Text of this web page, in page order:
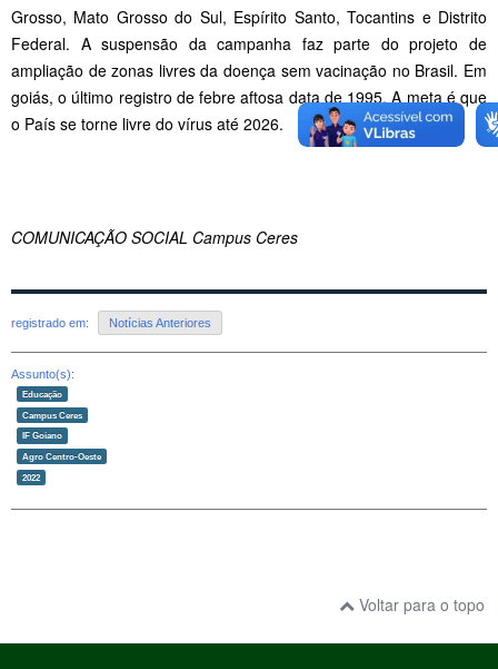
Grosso, Mato Grosso do Sul, Espírito Santo, Tocantins e Distrito
Federal. A suspensão da campanha faz parte do projeto de
ampliação de zonas livres da doença sem vacinação no Brasil. Em
goiás, o último registro de febre aftosa data de 1995. A meta é que
o País se torne livre do vírus até 2026.
COMUNICAÇÃO SOCIAL Campus Ceres
registrado em: Notícias Anteriores
Assunto(s):
Educação
Campus Ceres
IF Goiano
Agro Centro-Oeste
2022
Voltar para o topo